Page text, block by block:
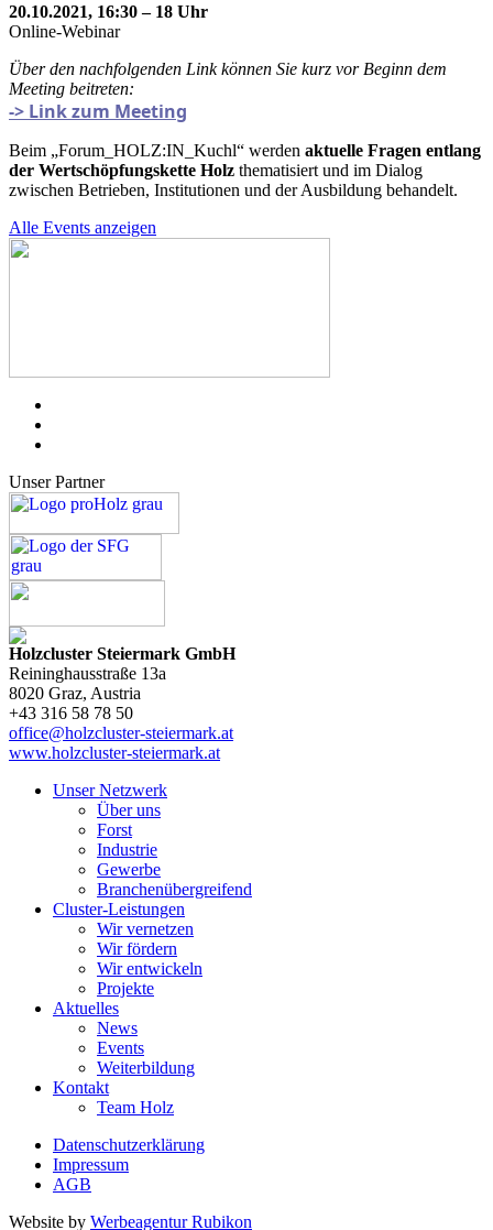
20.10.2021, 16:30 – 18 Uhr
Online-Webinar
Über den nachfolgenden Link können Sie kurz vor Beginn dem
Meeting beitreten:
-> Link zum Meeting
Beim „Forum_HOLZ:IN_Kuchl“ werden aktuelle Fragen entlang
der Wertschöpfungskette Holz thematisiert und im Dialog
zwischen Betrieben, Institutionen und der Ausbildung behandelt.
Alle Events anzeigen
Unser Partner
Holzcluster Steiermark GmbH
Reininghausstraße 13a
8020 Graz, Austria
+43 316 58 78 50
office@holzcluster-steiermark.at
www.holzcluster-steiermark.at
Unser Netzwerk
Über uns
Forst
Industrie
Gewerbe
Branchenübergreifend
Cluster-Leistungen
Wir vernetzen
Wir fördern
Wir entwickeln
Projekte
Aktuelles
News
Events
Weiterbildung
Kontakt
Team Holz
Datenschutzerklärung
Impressum
AGB
Website by Werbeagentur Rubikon